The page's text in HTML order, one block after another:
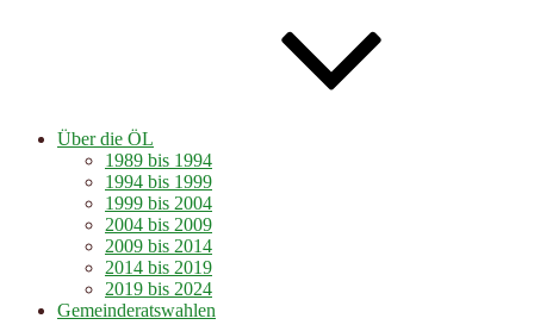
Über die ÖL
1989 bis 1994
1994 bis 1999
1999 bis 2004
2004 bis 2009
2009 bis 2014
2014 bis 2019
2019 bis 2024
Gemeinderatswahlen